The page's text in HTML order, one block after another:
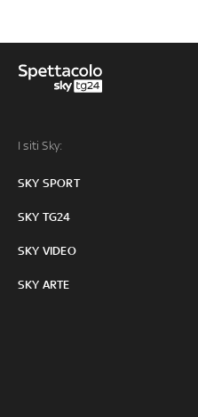
I siti Sky:
SKY SPORT
SKY TG24
SKY VIDEO
SKY ARTE